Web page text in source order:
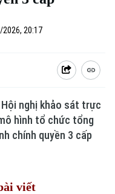
20:17
nghị khảo sát trực
hình tổ chức tổng
chính quyền 3 cấp
viết